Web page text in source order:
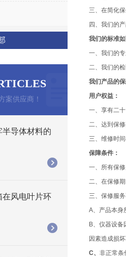
案供应商！
半导体材料的
在风电叶片环
三、在简化
四、我们的
我们的标准
一、我们的
二、我们的
我们产品的
用户权益：
一、享有二
二、达到保
三、维修时
保障条件：
一、所有保
二、在保修
三、保修服
A、产品本身
B、仪器设
因素造成损
C、 非正常条